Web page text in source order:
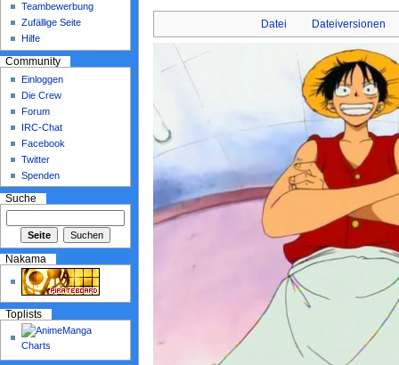
Datei Dateiversionen
Teambewerbung
Zufällige Seite
Hilfe
Community
Einloggen
Die Crew
Forum
IRC-Chat
Facebook
Twitter
Spenden
Suche
Nakama
Toplists